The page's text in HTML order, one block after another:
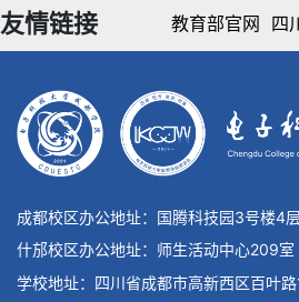
友情链接 教育部官网 四
成都校区办公地址：国腾科技园3号楼4
什邡校区办公地址：师生活动中心209室
学校地址：四川省成都市高新西区百叶